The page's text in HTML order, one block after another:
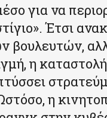
για να
Έτσι
βουλευτών,
η
η